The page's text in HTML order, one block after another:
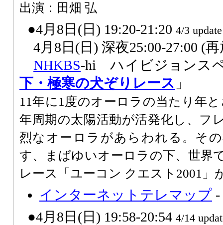
出演：田畑 弘
●4月8日(日) 19:20-21:20 4/3 update
4月8日(日) 深夜25:00-27:00 (
NHKBS-hi ハイビジョンス
下・極寒の犬ぞりレース 」
11年に1度のオーロラの当たり年
年周期の太陽活動が活発化し、フ
烈なオーロラがあらわれる。そ
す、まばゆいオーロラの下、世界
レース「ユーコン クエスト2001」
インターネットテレマップ
●4月8日(日) 19:58-20:54 4/14